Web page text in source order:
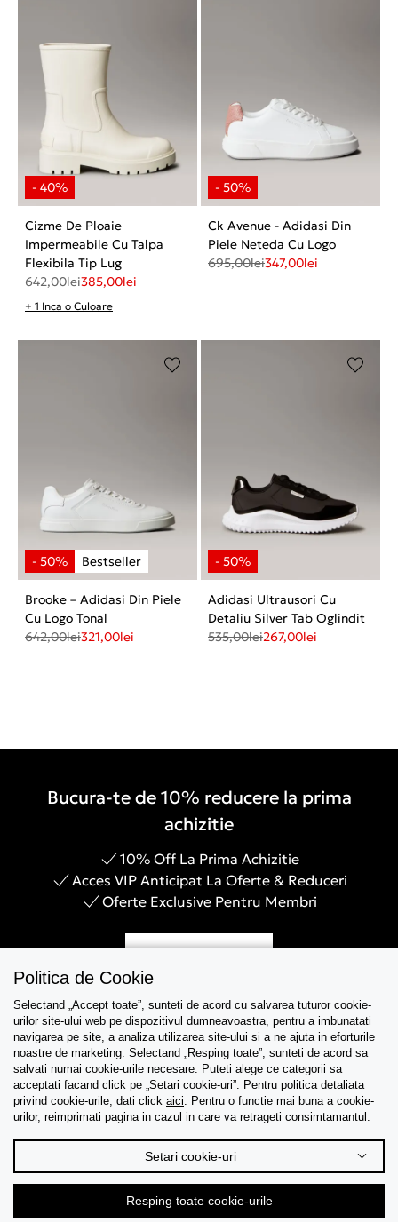
Cizme De Ploaie
Impermeabile Cu Talpa
Flexibila Tip Lug
642,00lei385,00lei
+ 1 Inca o Culoare
Ck Avenue - Adidasi Din
Piele Neteda Cu Logo
695,00lei347,00lei
Brooke – Adidasi Din Piele
Cu Logo Tonal
642,00lei321,00lei
Adidasi Ultrausori Cu
Detaliu Silver Tab Oglindit
535,00lei267,00lei
Bucura-te de 10% reducere la prima
achizitie
10% Off La Prima Achizitie
Acces VIP Anticipat La Oferte & Reduceri
Oferte Exclusive Pentru Membri
Asistenta
Colectii
Tips & Guides
Despre noi
Politica de Cookie
Selectand „Accept toate”, sunteti de acord cu salvarea tuturor cookie-
urilor site-ului web pe dispozitivul dumneavoastra, pentru a imbunatati
navigarea pe site, a analiza utilizarea site-ului si a ne ajuta in eforturile
noastre de marketing. Selectand „Resping toate”, sunteti de acord sa
salvati numai cookie-urile necesare. Puteti alege ce categorii sa
acceptati facand click pe „Setari cookie-uri”. Pentru politica detaliata
privind cookie-urile, dati click aici. Pentru o functie mai buna a cookie-
urilor, reimprimati pagina in cazul in care va retrageti consimtamantul.
Setari cookie-uri
Resping toate cookie-urile